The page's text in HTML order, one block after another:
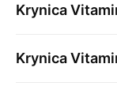
Krynica
Krynica